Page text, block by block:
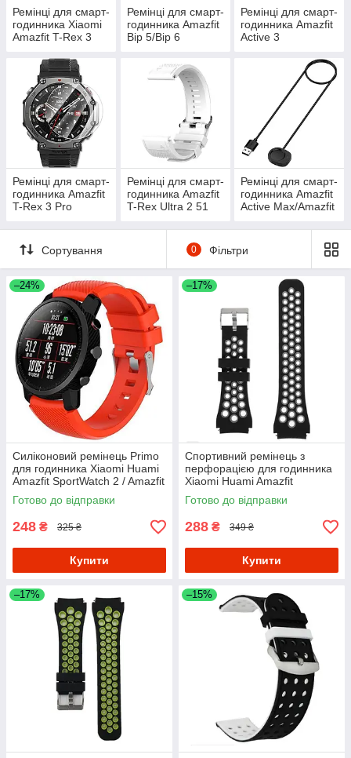
Ремінці для смарт-
годинника Xiaomi
Amazfit T-Rex 3
Ремінці для смарт-
годинника Amazfit
Bip 5/Bip 6
Ремінці для смарт-
годинника Amazfit
Active 3
Ремінці для смарт-
годинника Amazfit
T-Rex 3 Pro
Ремінці для смарт-
годинника Amazfit
T-Rex Ultra 2 51
Ремінці для смарт-
годинника Amazfit
Active Max/Amazfit
Сортування 0 Фільтри
–24%
Силіконовий ремінець Primo
для годинника Xiaomi Huami
Amazfit SportWatch 2 / Amazfit
Stratos - Orange
Готово до відправки
248 ₴ 325 ₴
Купити
–17%
Спортивний ремінець з
перфорацією для годинника
Xiaomi Huami Amazfit
SportWatch 2 / Amazfit Stratos
- Black&Grey
Готово до відправки
288 ₴ 349 ₴
Купити
–17% –15%